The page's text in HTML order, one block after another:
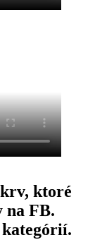
ktoré
na FB.
.